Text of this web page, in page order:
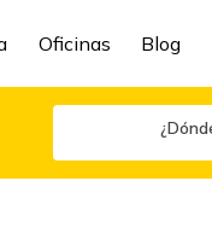
Oficinas Blog